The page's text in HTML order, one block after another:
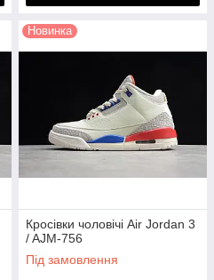
Новинка
Кросівки чоловічі Air Jordan 3
/ AJM-756
Під замовлення